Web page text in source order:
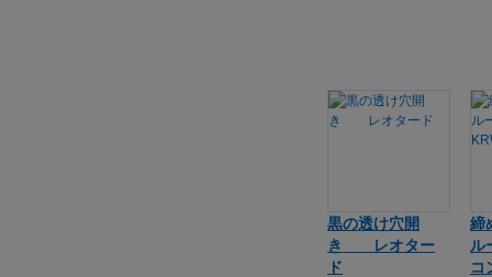
黒の透け穴開
き レオター
ド
締
コ